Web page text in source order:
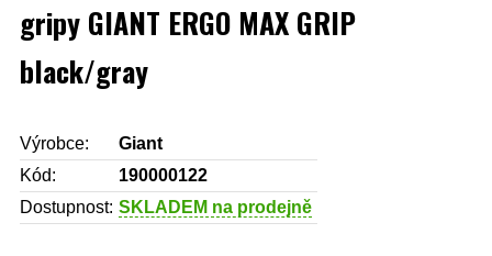
gripy GIANT ERGO MAX GRIP
black/gray
Výrobce:
Giant
Kód:
190000122
Dostupnost: SKLADEM na prodejně